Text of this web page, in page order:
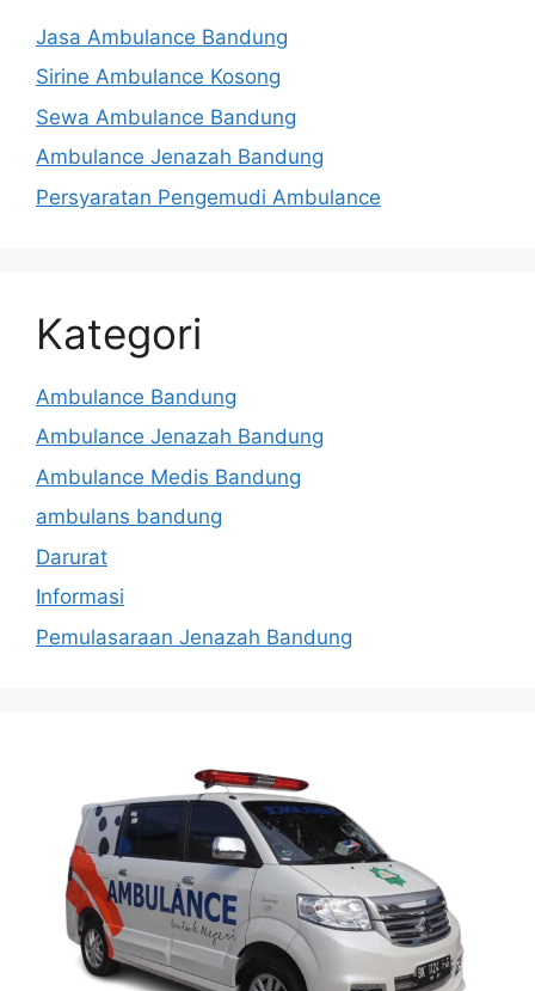
Jasa Ambulance Bandung
Sirine Ambulance Kosong
Sewa Ambulance Bandung
Ambulance Jenazah Bandung
Persyaratan Pengemudi Ambulance
Kategori
Ambulance Bandung
Ambulance Jenazah Bandung
Ambulance Medis Bandung
ambulans bandung
Darurat
Informasi
Pemulasaraan Jenazah Bandung